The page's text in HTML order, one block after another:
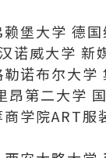
堡大学 德
诺威大学 新
诺布尔大学
昂第二大学
学院ART